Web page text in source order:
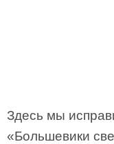
Здесь мы
«Большевики